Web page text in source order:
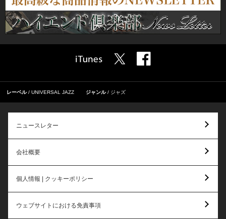
レーベル UNIVERSAL JAZZ ジャンル ジャズ
ニュースレター
会社概要
個人情報 | クッキーポリシー
ウェブサイトにおける免責事項